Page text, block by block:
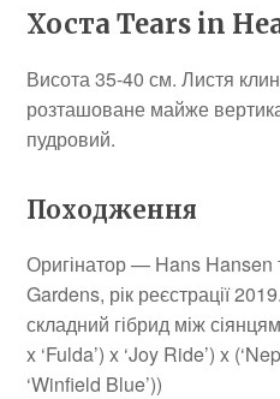
Хоста Tears in
Висота 35-40 см. Листя
розташоване майже
пудровий.
Походження
Оригінатор — Hans Hansen
Gardens, рік реєстрації
складний гібрид між
x ‘Fulda’) x ‘Joy Ride’) x
‘Winfield Blue’))